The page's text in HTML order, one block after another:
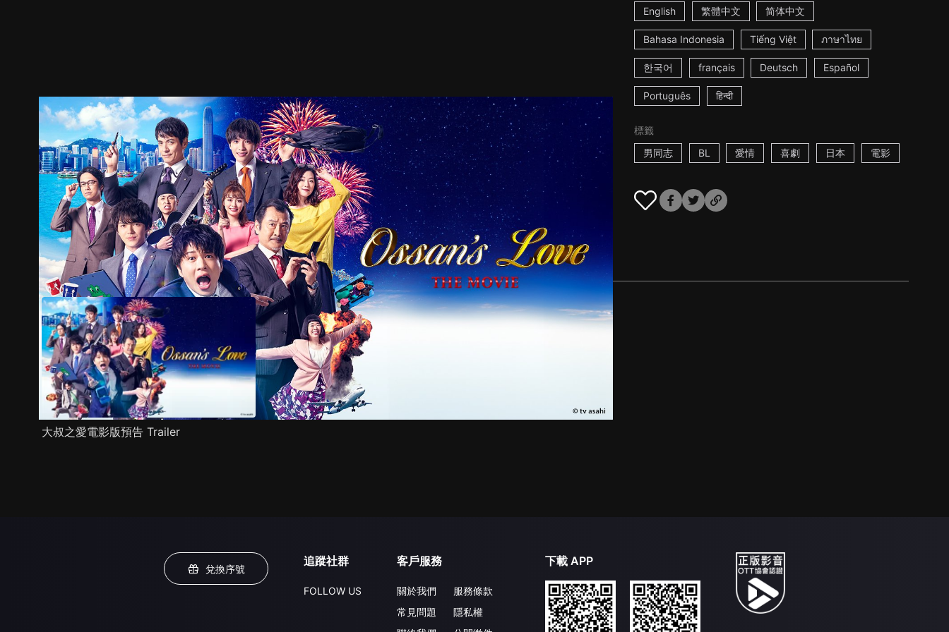
English 繁體中文 简体中文
Bahasa Indonesia Tiếng Việt ภาษาไทย
한국어 français Deutsch Español
Português हिन्दी
標籤
男同志
BL 愛情 喜劇 日本 電影
預告 劇照 推薦影片 劇情介紹
大叔之愛電影版預告 Trailer
兌換序號
追蹤社群
FOLLOW US
客戶服務
關於我們
常見問題
服務條款
隱私權
下載 APP